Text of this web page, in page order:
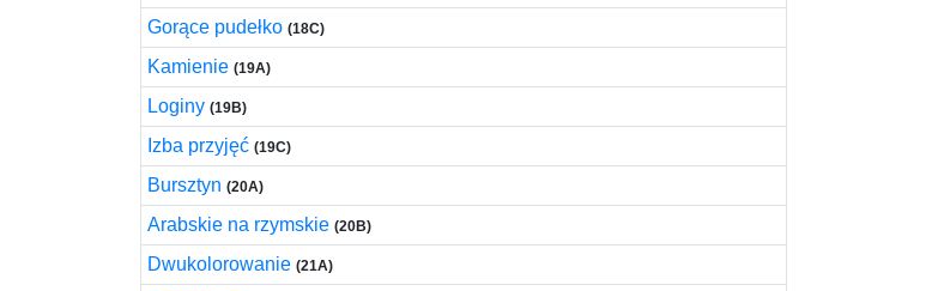
Gorące pudełko (18C)
Kamienie (19A)
Loginy (19B)
Izba przyjęć (19C)
Bursztyn (20A)
Arabskie na rzymskie (20B)
Dwukolorowanie (21A)